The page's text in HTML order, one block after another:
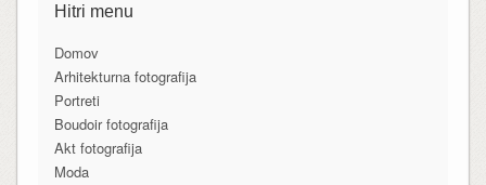
Hitri menu
Domov
Arhitekturna fotografija
Portreti
Boudoir fotografija
Akt fotografija
Moda